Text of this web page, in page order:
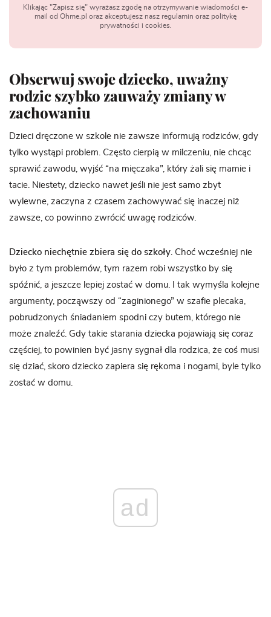
Klikając "Zapisz się" wyrażasz zgodę na otrzymywanie wiadomości e-
mail od Ohme.pl oraz akceptujesz nasz regulamin oraz politykę
prywatności i cookies.
Obserwuj swoje dziecko, uważny
rodzic szybko zauważy zmiany w
zachowaniu
Dzieci dręczone w szkole nie zawsze informują rodziców, gdy
tylko wystąpi problem. Często cierpią w milczeniu, nie chcąc
sprawić zawodu, wyjść “na mięczaka”, który żali się mamie i
tacie. Niestety, dziecko nawet jeśli nie jest samo zbyt
wylewne, zaczyna z czasem zachowywać się inaczej niż
zawsze, co powinno zwrócić uwagę rodziców.
Dziecko niechętnie zbiera się do szkoły. Choć wcześniej nie
było z tym problemów, tym razem robi wszystko by się
spóźnić, a jeszcze lepiej zostać w domu. I tak wymyśla kolejne
argumenty, począwszy od “zaginionego” w szafie plecaka,
pobrudzonych śniadaniem spodni czy butem, którego nie
może znaleźć. Gdy takie starania dziecka pojawiają się coraz
częściej, to powinien być jasny sygnał dla rodzica, że coś musi
się dziać, skoro dziecko zapiera się rękoma i nogami, byle tylko
zostać w domu.
ad